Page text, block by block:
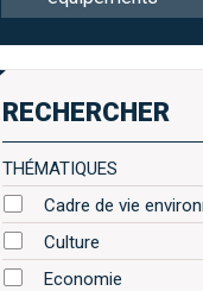
RECHERCHER
THÉMATIQUES
Cadre de vie
Culture
Economie